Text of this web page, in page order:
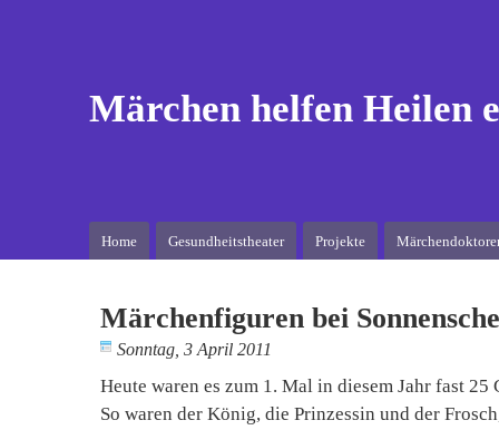
Märchen helfen Heilen
Home Gesundheitstheater Projekte
Märchenfiguren bei
Sonntag, 3 April 2011
Heute waren es zum 1. Mal in diesem Jahr fast 25
So waren der König, die Prinzessin und der